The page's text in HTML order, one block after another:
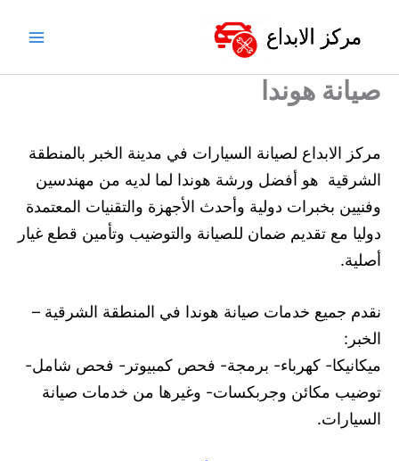
صيانة هوندا
مركز الابداع لصيانة السيارات في مدينة الخبر بالمنطقة
الشرقية هو أفضل ورشة هوندا لما لديه من مهندسين
وفنيين بخبرات دولية وأحدث الأجهزة والتقنيات المعتمدة
دوليا مع تقديم ضمان للصيانة والتوضيب وتأمين قطع غيار
أصلية.
نقدم جميع خدمات صيانة هوندا في المنطقة الشرقية –
الخبر:
ميكانيكا- كهرباء- برمجة- فحص كمبيوتر- فحص شامل-
توضيب مكائن وجربكسات- وغيرها من خدمات صيانة
السيارات.